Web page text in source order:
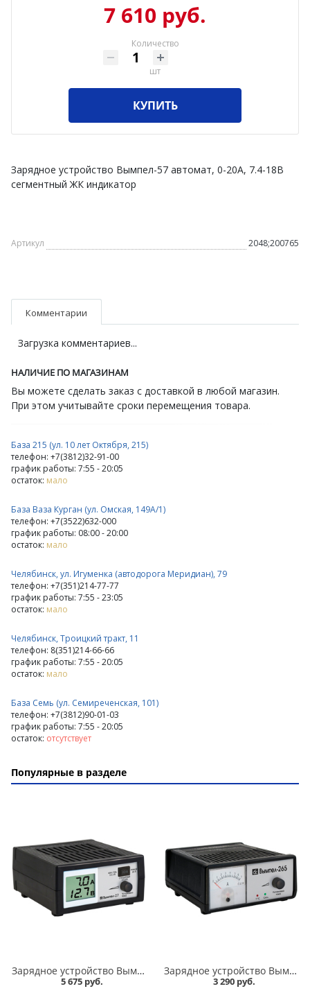
7 610 руб.
Количество
шт
КУПИТЬ
Зарядное устройство Вымпел-57 автомат, 0-20А, 7.4-18В
сегментный ЖК индикатор
Артикул 2048;200765
Комментарии
Загрузка комментариев...
НАЛИЧИЕ ПО МАГАЗИНАМ
Вы можете сделать заказ с доставкой в любой магазин.
При этом учитывайте сроки перемещения товара.
База 215 (ул. 10 лет Октября, 215)
телефон: +7(3812)32-91-00
график работы: 7:55 - 20:05
остаток: мало
База Ваза Курган (ул. Омская, 149А/1)
телефон: +7(3522)632-000
график работы: 08:00 - 20:00
остаток: мало
Челябинск, ул. Игуменка (автодорога Меридиан), 79
телефон: +7(351)214-77-77
график работы: 7:55 - 23:05
остаток: мало
Челябинск, Троицкий тракт, 11
телефон: 8(351)214-66-66
график работы: 7:55 - 20:05
остаток: мало
База Семь (ул. Семиреченская, 101)
телефон: +7(3812)90-01-03
график работы: 7:55 - 20:05
остаток: отсутствует
Популярные в разделе
Зарядное устройство Вымпел-27 автомат, 0-7А, 14.1/14.8/16В сегментный ЖК индикатор в Омске
5 675 руб.
Зарядное устройство Вымпел-265 автомат, 0-7А, 12В, стрелочный ампер в Омске
3 290 руб.